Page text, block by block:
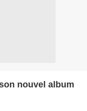
nouvel album